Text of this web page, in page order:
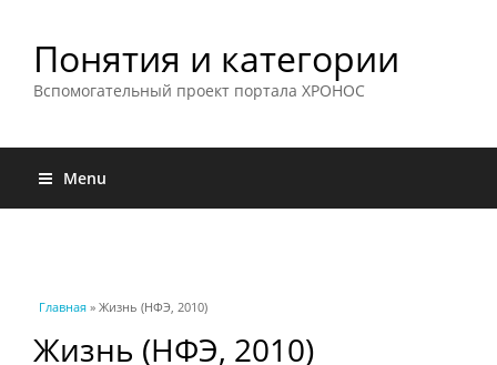
Понятия и категории
Вспомогательный проект портала ХРОНОС
Menu
Вы здесь
Главная » Жизнь (НФЭ, 2010)
Жизнь (НФЭ, 2010)